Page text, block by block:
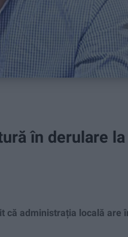
în derulare la
că administrația locală are